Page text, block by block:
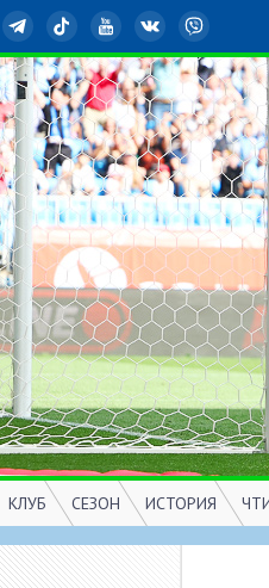
RSS TelegramTikTok YouTubeВКонтакте
КЛУБ
Игроки
Тренерско-административный
СЕЗОН
РПЛ
ИСТОРИЯ
Чемпионат